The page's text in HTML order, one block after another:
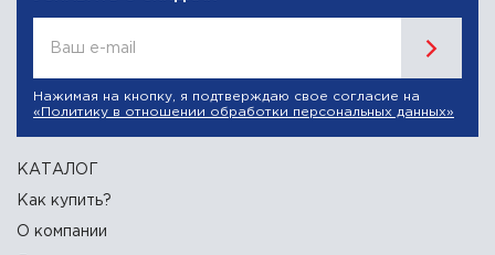
Ваш e-mail
Нажимая на кнопку, я подтверждаю свое согласие на
«Политику в отношении обработки персональных данных»
КАТАЛОГ
Как купить?
О компании